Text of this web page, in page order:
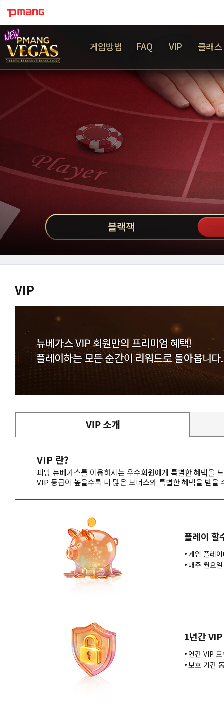
VIP
VIP 란?
피망 뉴베가스를 이용하시는 우수회원에게 특별한 혜택을
VIP 등급이 높을수록 더 많은 보너스와 특별한 혜택을 받을
플레이 할
게임 플레
매주 월요
1년간
연간 VIP
보호 기간
물하기